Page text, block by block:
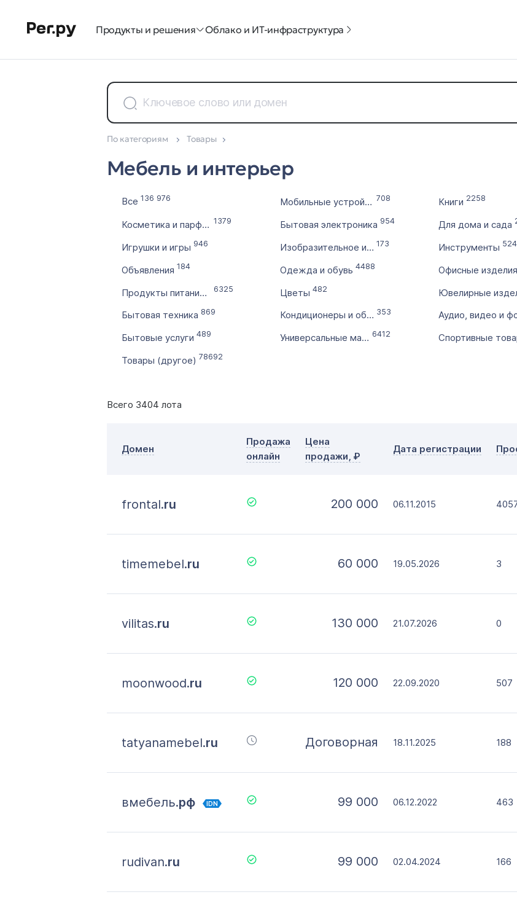
Продукты и решения Облако и ИТ-инфраструктура
Доменные зоны
Все 35
Выставлен на продажу
с
по
Дополнительные условия
По категориям Товары
Мебель и интерьер
Все 136 976 Мобильные устройства, телефония 708 Книги 2258
Косметика и парфюмерия 1379 Бытовая электроника 954 Для дома и сада
Игрушки и игры 946 Изобразительное искусство 173 Инструменты 524
Объявления 184 Одежда и обувь 4488 Офисные изделия
Продукты питания и напитки 6325 Цветы 482 Ювелирные
Бытовая техника 869 Кондиционеры и обогреватели 353
Бытовые услуги 489 Универсальные магазины 6412 Спортивные
Товары (другое) 78692
Всего 3404 лота
Домен
Продажа
онлайн
Цена
продажи, ₽
Дата регистрации
frontal.ru 200 000 06.11.2015
timemebel.ru 60 000 19.05.2026 3
vilitas.ru 130 000 21.07.2026 0
moonwood.ru 120 000 22.09.2020 507
tatyanamebel.ru Договорная 18.11.2025 188
вмебель.рф IDN 99 000 06.12.2022 463
rudivan.ru 99 000 02.04.2024 166